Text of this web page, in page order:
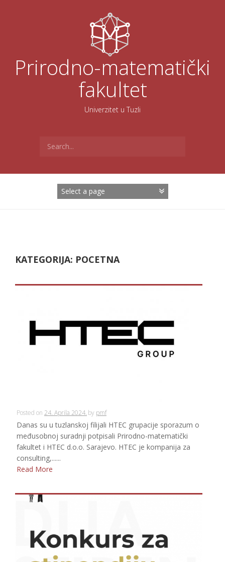
Prirodno-matematički
fakultet
Univerzitet u Tuzli
for:
KATEGORIJA: POCETNA
Posted on 24. Aprila 2024. by pmf
Danas su u tuzlanskoj filijali HTEC grupacije sporazum o
međusobnoj suradnji potpisali Prirodno-matematički
fakultet i HTEC d.o.o. Sarajevo. HTEC je kompanija za
consulting,......
Read More